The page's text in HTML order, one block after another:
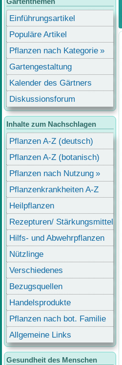
Einführungsartikel
Populäre Artikel
Pflanzen nach Kategorie
Gartengestaltung
Kalender des Gärtners
Diskussionsforum
Inhalte zum Nachschlagen
Pflanzen A-Z (deutsch)
Pflanzen A-Z (botanisch)
Pflanzen nach Nutzung
Pflanzenkrankheiten A-Z
Heilpflanzen
Rezepturen/ Stärkungsmittel
Hilfs- und Abwehrpflanzen
Nützlinge
Verschiedenes
Bezugsquellen
Handelsprodukte
Pflanzen nach bot. Familie
Allgemeine Links
Gesundheit des Menschen